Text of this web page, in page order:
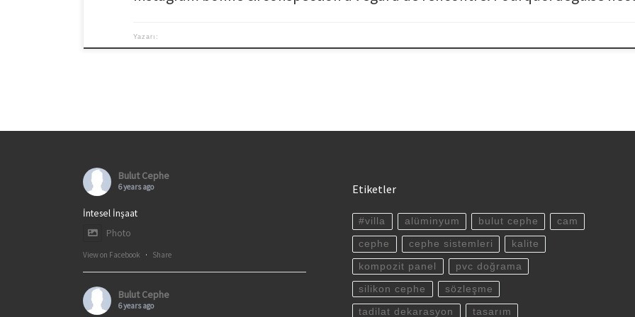
Yazarı:
Bulut Cephe
6 years ago
İntesel İnşaat
Photo
View on Facebook · Share
Bulut Cephe
6 years ago
Etiketler
#villa alüminyum bulut cephe cam
cephe cephe sistemleri kalite
kompozit panel pvc doğrama
silikon cephe sözleşme
tadilat dekarasyon tasarım